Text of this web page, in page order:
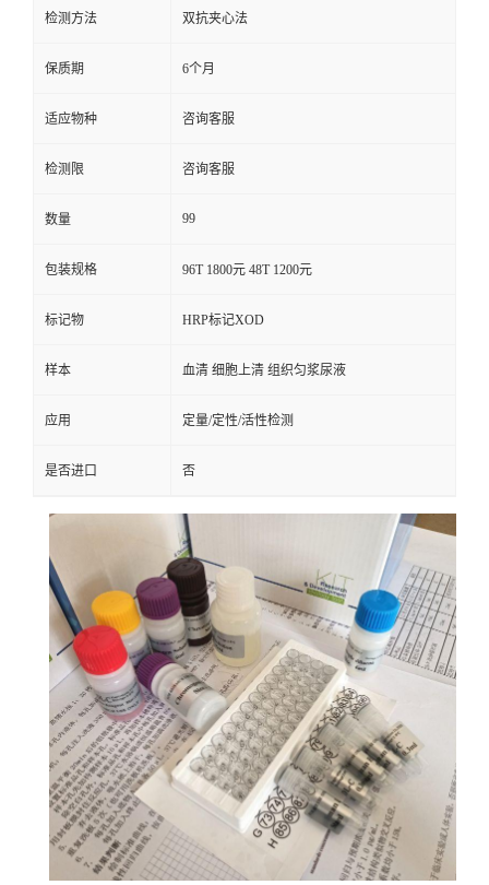
检测方法 双抗夹心法
保质期 6个月
适应物种 咨询客服
检测限 咨询客服
数量 99
包装规格 96T 1800元 48T 1200元
标记物 HRP标记XOD
样本 血清 细胞上清 组织匀浆尿液
应用 定量/定性/活性检测
是否进口 否